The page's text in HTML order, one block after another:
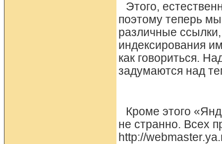
Этого,
поэтому теперь
различные
индексирования
как говориться.
задумаются над
Кроме этого
не странно. Всех
http://